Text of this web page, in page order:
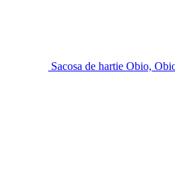
Sacosa de hartie Obio,